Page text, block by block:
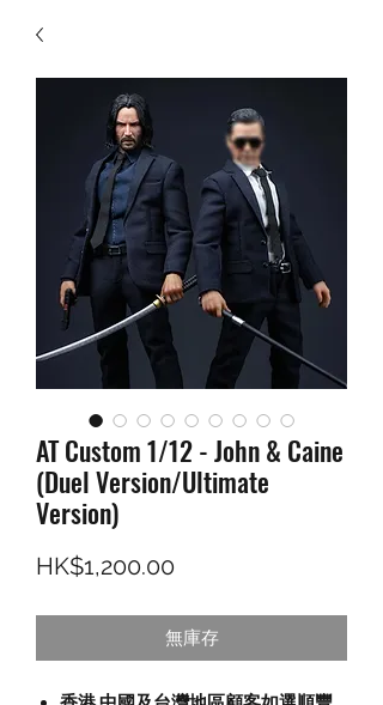
AT Custom 1/12 - John & Caine
(Duel Version/Ultimate
Version)
HK$1,200.00價格
無庫存